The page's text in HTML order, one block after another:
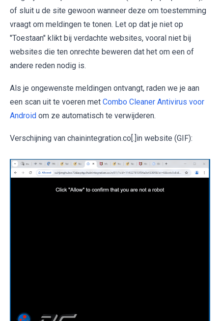
of sluit u de site gewoon wanneer deze om toestemming
vraagt om meldingen te tonen. Let op dat je niet op
"Toestaan" klikt bij verdachte websites, vooral niet bij
websites die ten onrechte beweren dat het om een of
andere reden nodig is.
Als je ongewenste meldingen ontvangt, raden we je aan
een scan uit te voeren met Combo Cleaner Antivirus voor
Android om ze automatisch te verwijderen.
Verschijning van chainintegration.co[.]in website (GIF):